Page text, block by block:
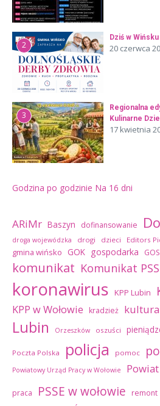
2
Dziś w
20 czerwca
3
Regionalna
Kulinarne
17 kwietnia
Godzina po godzinie Na 16 dni
ARiMr Baszyn dofinansowanie
droga wojewódzka drogi dzieci Editors
gmina wińsko GOK gospodarka
komunikat Komunikat
koronawirus KPP Lubin
KPP w Wołowie kradzież kultura
Lubin Orzeszków oszuści
Poczta Polska policja pomoc
Powiatowy Urząd Pracy w Wołowie
praca PSSE w wołowie remont